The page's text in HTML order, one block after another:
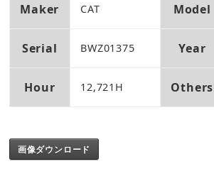
Maker CAT Model
Serial BWZ01375 Year
Hour 12,721H Others
画像ダウンロード